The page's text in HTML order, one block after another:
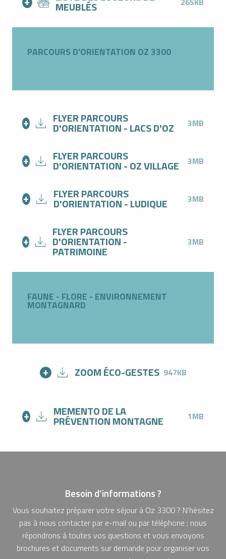
MEUBLÉS
PARCOURS D'ORIENTATION OZ 3300
FLYER PARCOURS
D'ORIENTATION - LACS D'OZ 3MB
FLYER PARCOURS
D'ORIENTATION - OZ VILLAGE 3MB
FLYER PARCOURS
D'ORIENTATION - LUDIQUE 3MB
FLYER PARCOURS
D'ORIENTATION -
PATRIMOINE
3MB
FAUNE - FLORE - ENVIRONNEMENT
MONTAGNARD
ZOOM ÉCO-GESTES 947KB
MEMENTO DE LA
PRÉVENTION MONTAGNE 1MB
Besoin d’informations ?
Vous souhaitez préparer votre séjour à Oz 3300 ? N’hésitez
pas à nous contacter par e-mail ou par téléphone ; nous
répondrons à toutes vos questions et vous envoyons
brochures et documents sur demande pour organiser vos